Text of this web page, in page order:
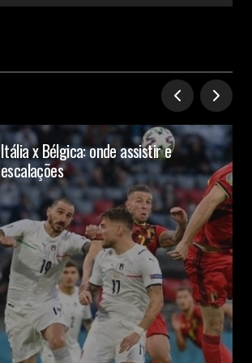
Itália x Bélgica: onde assistir e
escalações